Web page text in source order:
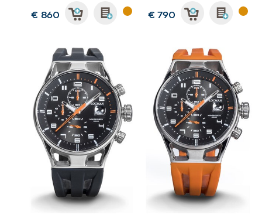
€ 860
€ 790